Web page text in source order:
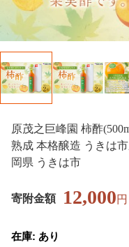
原茂之巨峰園 柿酢
熟成 本格醸造 うきは
岡県 うきは市
寄附金額 12,000円
在庫: あり